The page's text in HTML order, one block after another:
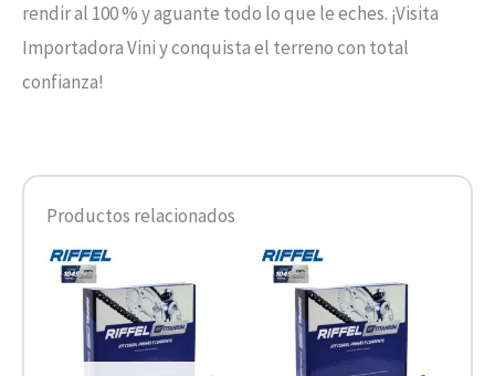
rendir al 100 % y aguante todo lo que le eches. ¡Visita
Importadora Vini y conquista el terreno con total
confianza!
Productos relacionados